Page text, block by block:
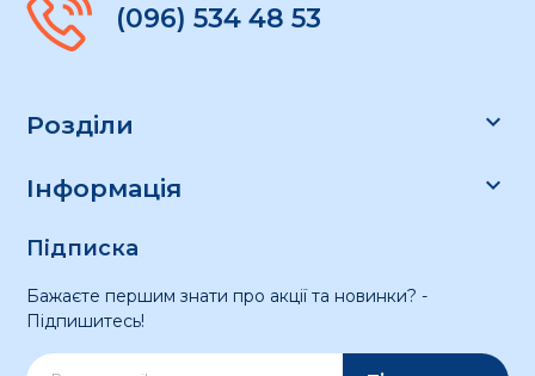
(096) 534 48 53
Розділи 
Інформація 
Підписка
Бажаєте першим знати про акції та новинки? -
Підпишитесь!